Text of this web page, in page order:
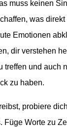
muss keinen
was direkt
Emotionen
dir verstehen
treffen und auch
zu haben.
probiere
Füge Worte zu